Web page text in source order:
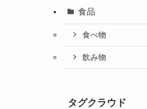
食品
食べ物
飲み物
タグクラウド